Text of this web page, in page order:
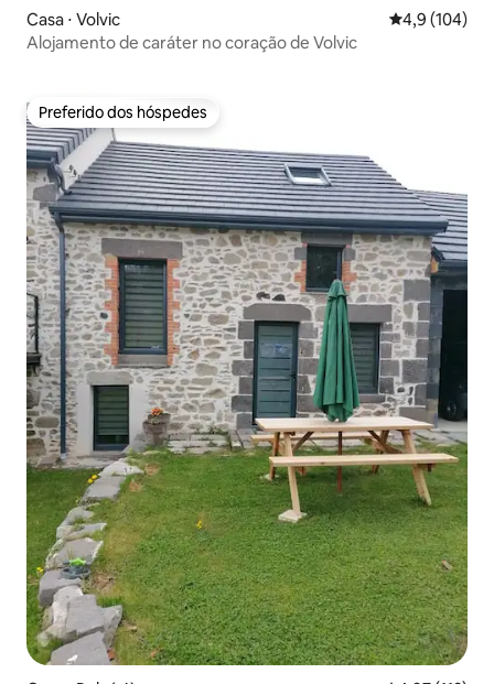
Casa ⋅ Volvic 4,9 de uma
4,9 (104)
Alojamento de caráter no coração de Volvic
Preferido dos hóspedes
Preferido dos hóspedes